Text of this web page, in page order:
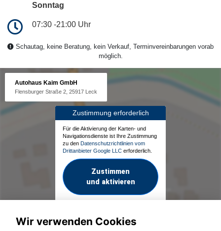
Sonntag
07:30 -21:00 Uhr
Schautag, keine Beratung, kein Verkauf, Terminvereinbarungen vorab
möglich.
Autohaus Kaim GmbH
Flensburger Straße 2, 25917 Leck
Zustimmung erforderlich
Für die Aktivierung der Karten- und
Navigationsdienste ist Ihre Zustimmung
zu den Datenschutzrichtlinien vom
Drittanbieter Google LLC erforderlich.
Zustimmen
und aktivieren
Wir verwenden Cookies